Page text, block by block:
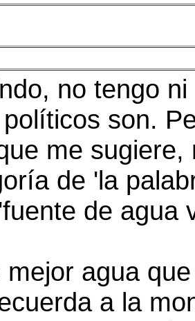
no tengo
son.
me sugiere,
de 'la
de agua
mejor agua
a la